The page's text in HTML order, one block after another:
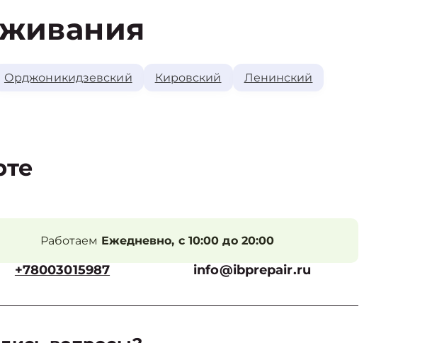
Орджоникидзевский Кировский Ленинский
Работаем Ежедневно, с 10:00 до 20:00
+78003015987 info@ibprepair.ru